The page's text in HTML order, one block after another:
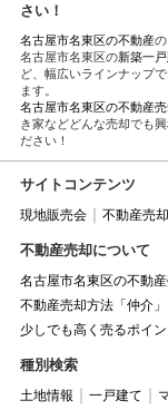
さい！
名古屋市名東区の不動産
名古屋市名東区の新築一
ど、幅広いラインナップ
ます。
名古屋市名東区の不動産
き家などどんな売却でも
ださい！
サイトコンテンツ
現地販売会 不動産売
不動産売却について
名古屋市名東区の不動
不動産売却方法「仲介
少しでも高く売るポイン
種別検索
土地情報 一戸建て